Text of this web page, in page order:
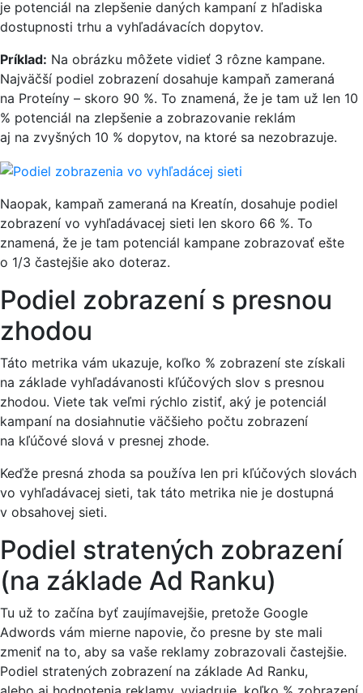
je potenciál na zlepšenie daných kampaní z hľadiska
dostupnosti trhu a vyhľadávacích dopytov.
Príklad: Na obrázku môžete vidieť 3 rôzne kampane.
Najväčší podiel zobrazení dosahuje kampaň zameraná
na Proteíny – skoro 90 %. To znamená, že je tam už len 10
% potenciál na zlepšenie a zobrazovanie reklám
aj na zvyšných 10 % dopytov, na ktoré sa nezobrazuje.
Naopak, kampaň zameraná na Kreatín, dosahuje podiel
zobrazení vo vyhľadávacej sieti len skoro 66 %. To
znamená, že je tam potenciál kampane zobrazovať ešte
o 1/3 častejšie ako doteraz.
Podiel zobrazení s presnou
zhodou
Táto metrika vám ukazuje, koľko % zobrazení ste získali
na základe vyhľadávanosti kľúčových slov s presnou
zhodou. Viete tak veľmi rýchlo zistiť, aký je potenciál
kampaní na dosiahnutie väčšieho počtu zobrazení
na kľúčové slová v presnej zhode.
Keďže presná zhoda sa používa len pri kľúčových slovách
vo vyhľadávacej sieti, tak táto metrika nie je dostupná
v obsahovej sieti.
Podiel stratených zobrazení
(na základe Ad Ranku)
Tu už to začína byť zaujímavejšie, pretože Google
Adwords vám mierne napovie, čo presne by ste mali
zmeniť na to, aby sa vaše reklamy zobrazovali častejšie.
Podiel stratených zobrazení na základe Ad Ranku,